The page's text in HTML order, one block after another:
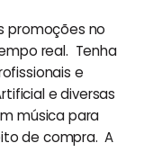
promoções no
real. Tenha
e
e diversas
música para
de compra. A